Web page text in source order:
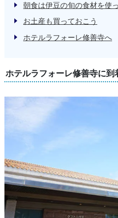
朝食は伊豆の旬の食材を使
お土産も買っておこう
ホテルラフォーレ修善寺へ
ホテルラフォーレ修善寺に到